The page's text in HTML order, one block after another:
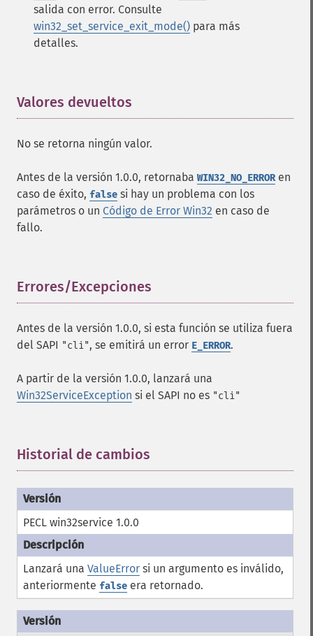
salida con error. Consulte
win32_set_service_exit_mode() para más
detalles.
Valores devueltos
No se retorna ningún valor.
Antes de la versión 1.0.0, retornaba WIN32_NO_ERRORen
caso de éxito, false si hay un problema con los
parámetros o un Código de Error Win32 en caso de
fallo.
Errores/Excepciones
Antes de la versión 1.0.0, si esta función se utiliza fuera
del SAPI "cli", se emitirá un error E_ERROR.
A partir de la versión 1.0.0, lanzará una
Win32ServiceException si el SAPI no es "cli"
Historial de cambios
PECL win32service 1.0.0
Lanzará una ValueError si un argumento es inválido,
anteriormente false era retornado.